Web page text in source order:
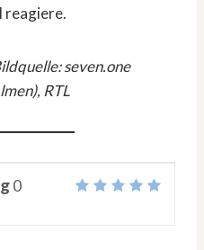
reagiere.
seven.one
RTL
0